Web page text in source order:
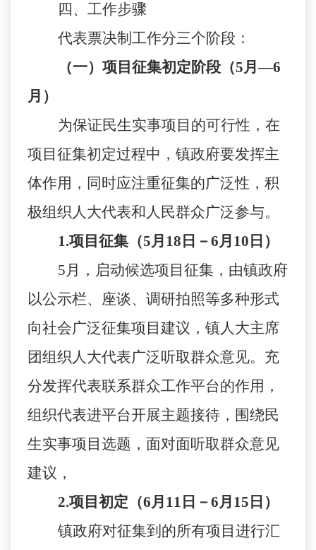
四、工作步骤
代表票决制工作分三个阶段：
（一）项目征集初定阶段（5月—6
月）
为保证民生实事项目的可行性，在
项目征集初定过程中，镇政府要发挥主
体作用，同时应注重征集的广泛性，积
极组织人大代表和人民群众广泛参与。
1.项目征集（5月 18 日－ 6月 10 日）
5月，启动候选项目征集，由镇政府
以公示栏、 座谈、 调研拍照等多种形式
向社会广泛征集项目建议，镇人大主席
团组织人大代表广泛听取群众意见。充
分发挥代表联系群众工作平台的作用，
组织代表进平台开展主题接待，围绕民
生实事项目选题，面对面听取群众意见
建议，
2.项目初定（6月 11 日－ 6月 15 日）
镇政府对征集到的所有项目进行汇